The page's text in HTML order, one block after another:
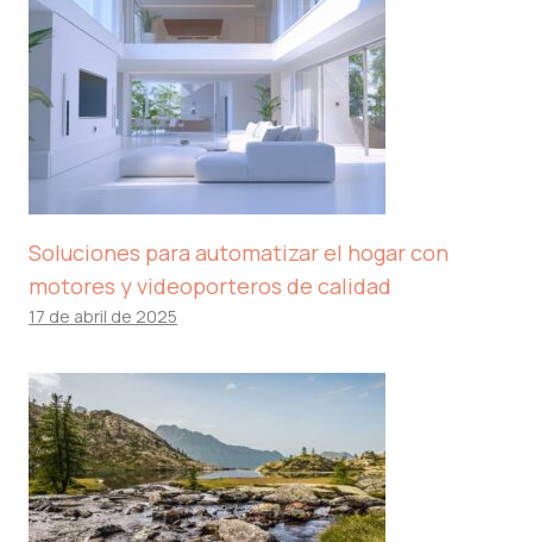
Soluciones para automatizar el hogar con
motores y videoporteros de calidad
17 de abril de 2025